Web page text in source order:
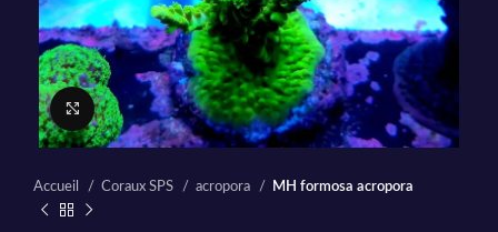
Cliquez pour agrandir
Accueil Coraux SPS acropora MH formosa acropora